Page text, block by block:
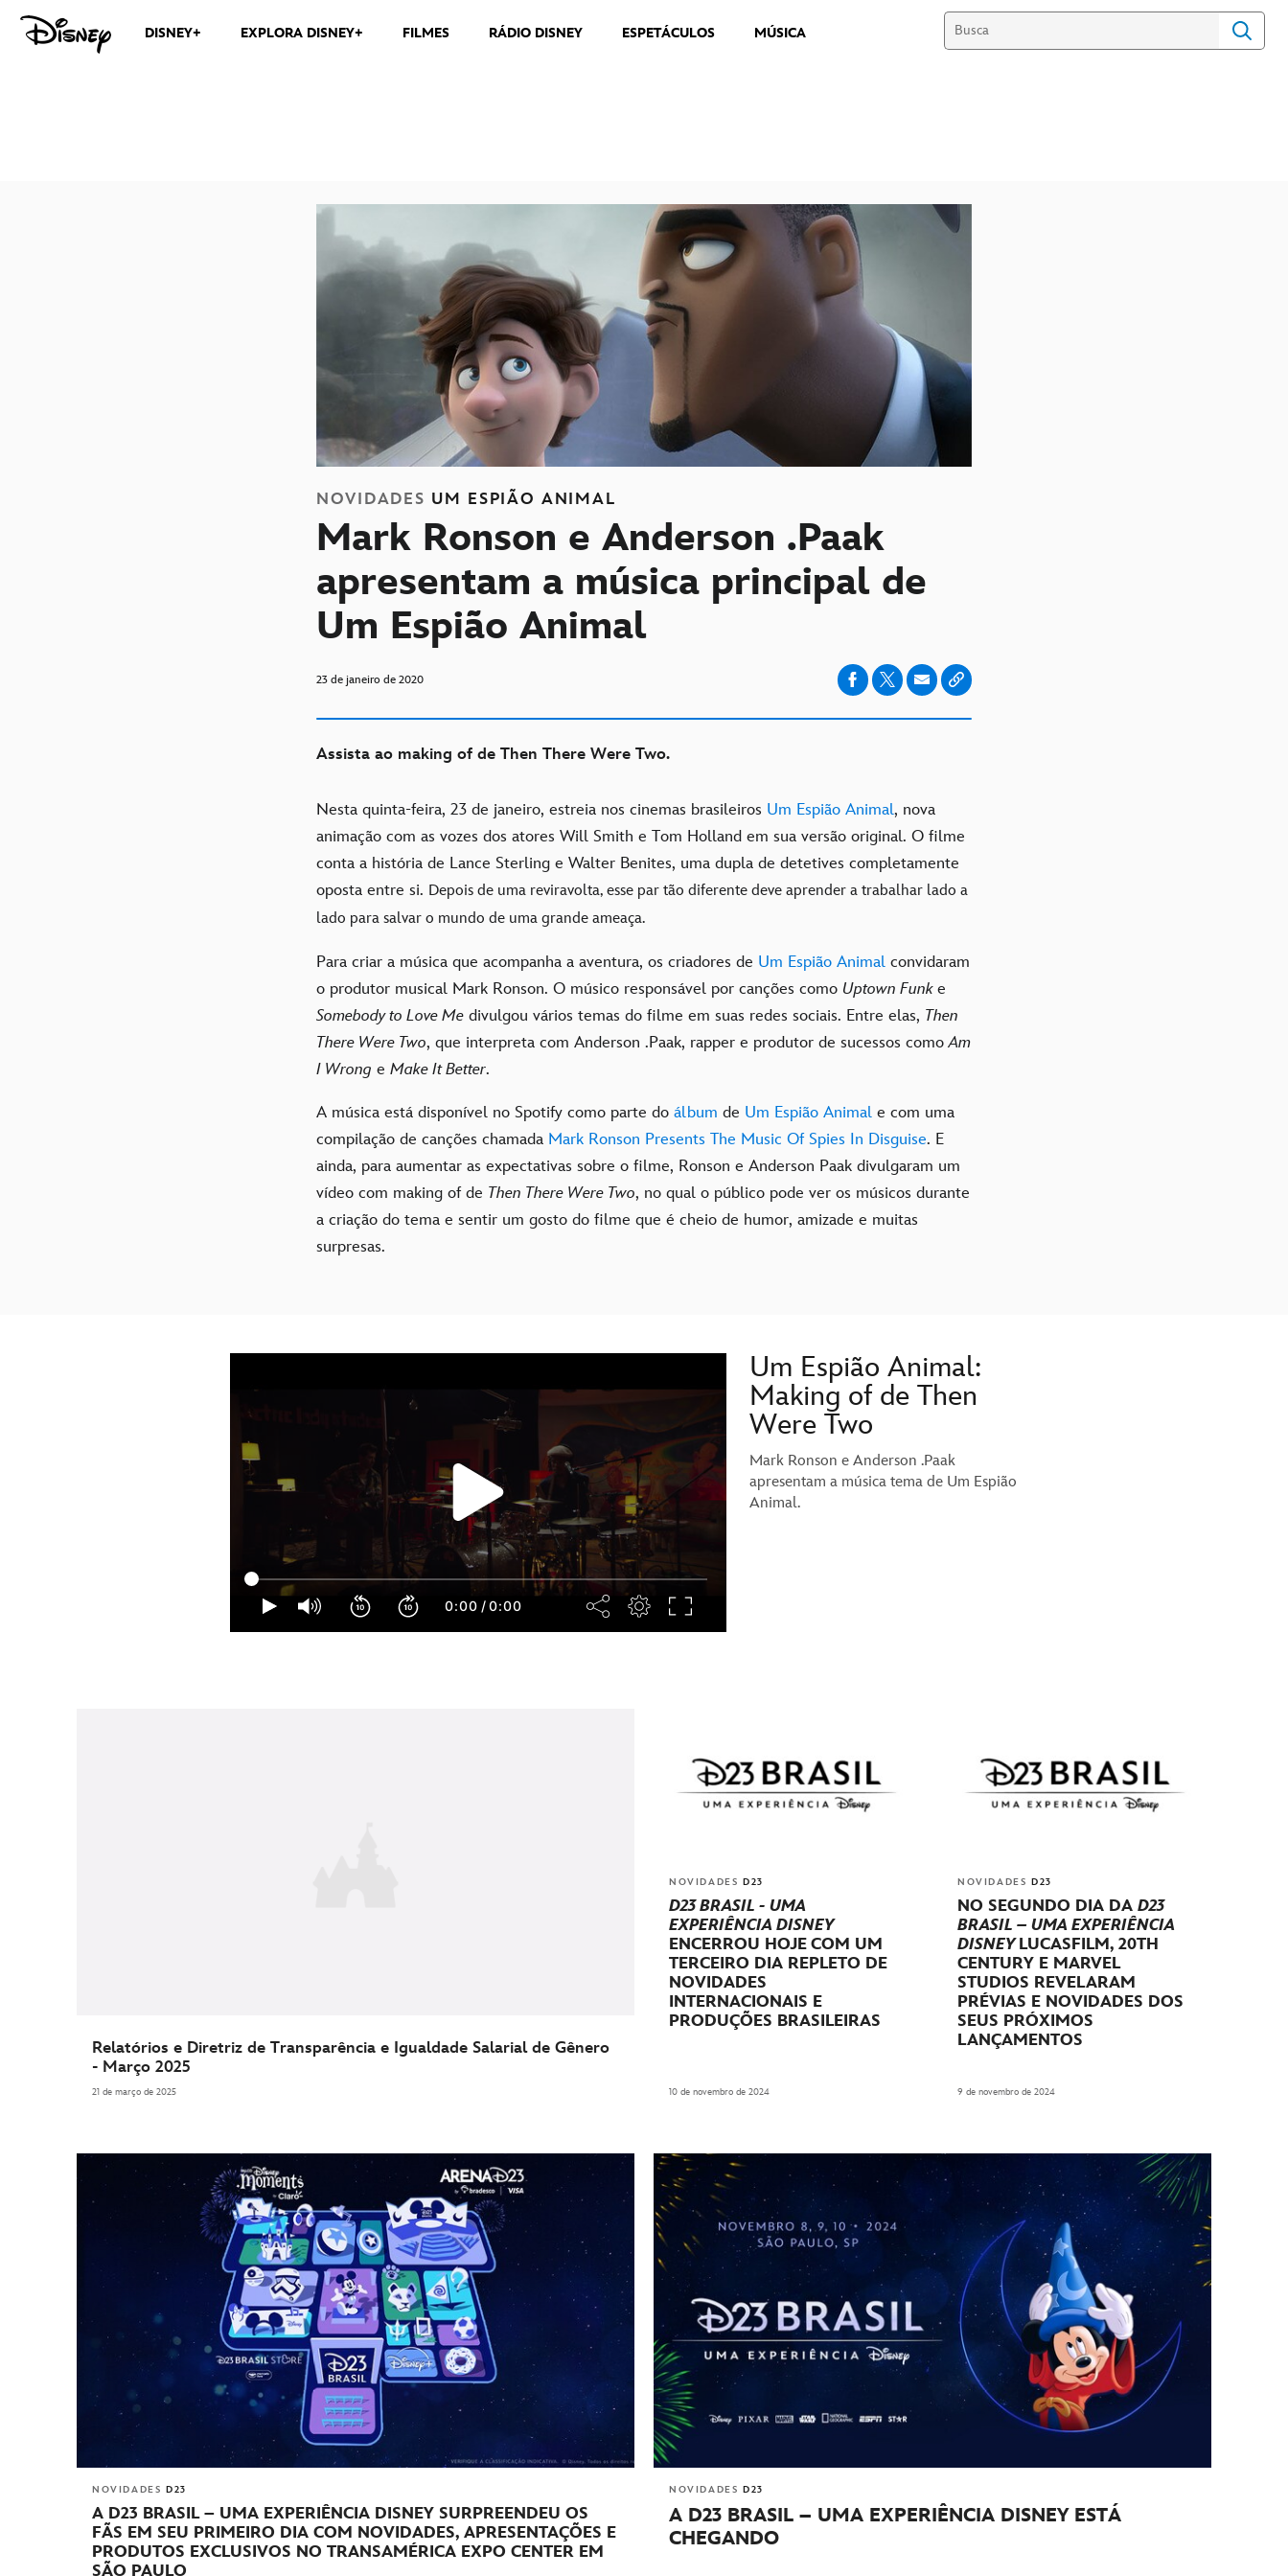
DISNEY+ EXPLORA DISNEY+ FILMES RÁDIO DISNEY ESPETÁCULOS MÚSICA
NOVIDADES UM ESPIÃO ANIMAL
Mark Ronson e Anderson .Paak
apresentam a música principal de
Um Espião Animal
23 de janeiro de 2020
Assista ao making of de Then There Were Two.
Nesta quinta-feira, 23 de janeiro, estreia nos cinemas brasileiros Um Espião Animal, nova
animação com as vozes dos atores Will Smith e Tom Holland em sua versão original. O filme
conta a história de Lance Sterling e Walter Benites, uma dupla de detetives completamente
oposta entre si. Depois de uma reviravolta, esse par tão diferente deve aprender a trabalhar lado a
lado para salvar o mundo de uma grande ameaça.
Para criar a música que acompanha a aventura, os criadores de Um Espião Animal convidaram
o produtor musical Mark Ronson. O músico responsável por canções como Uptown Funk e
Somebody to Love Me divulgou vários temas do filme em suas redes sociais. Entre elas, Then
There Were Two, que interpreta com Anderson .Paak, rapper e produtor de sucessos comoAm
I Wrong e Make It Better.
A música está disponível no Spotify como parte do álbum de Um Espião Animal e com uma
compilação de canções chamada Mark Ronson Presents The Music Of Spies In Disguise. E
ainda, para aumentar as expectativas sobre o filme, Ronson e Anderson Paak divulgaram um
vídeo com making of de Then There Were Two, no qual o público pode ver os músicos durante
a criação do tema e sentir um gosto do filme que é cheio de humor, amizade e muitas
surpresas.
0:00 /0:00
Um Espião Animal:
Making of de Then
Were Two
Mark Ronson e Anderson .Paak
apresentam a música tema de Um Espião
Animal.
Relatórios e Diretriz de Transparência e Igualdade Salarial de Gênero
- Março 2025
21 de março de 2025
NOVIDADES D23
D23 BRASIL - UMA
EXPERIÊNCIA DISNEY
ENCERROU HOJE COM UM
TERCEIRO DIA REPLETO DE
NOVIDADES
INTERNACIONAIS E
PRODUÇÕES BRASILEIRAS
10 de novembro de 2024
NOVIDADES D23
NO SEGUNDO DIA DA D23
BRASIL – UMA EXPERIÊNCIA
DISNEYLUCASFILM, 20TH
CENTURY E MARVEL
STUDIOS REVELARAM
PRÉVIAS E NOVIDADES DOS
SEUS PRÓXIMOS
LANÇAMENTOS
9 de novembro de 2024
NOVIDADES D23
A D23 BRASIL – UMA EXPERIÊNCIA DISNEY SURPREENDEU OS
FÃS EM SEU PRIMEIRO DIA COM NOVIDADES, APRESENTAÇÕES E
PRODUTOS EXCLUSIVOS NO TRANSAMÉRICA EXPO CENTER EM
SÃO PAULO
NOVIDADES D23
A D23 BRASIL – UMA EXPERIÊNCIA DISNEY ESTÁ
CHEGANDO